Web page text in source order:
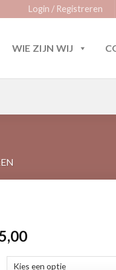
Login / Registreren
WIE ZIJN WIJ